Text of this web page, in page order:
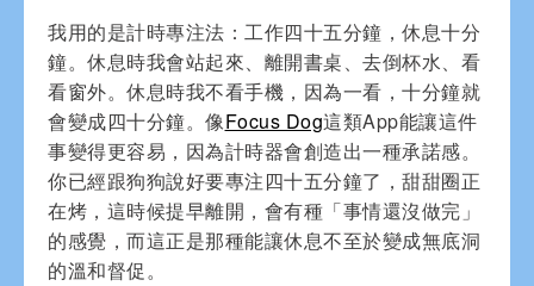
我用的是計時專注法：工作四十五分鐘，休息十分
鐘。休息時我會站起來、離開書桌、去倒杯水、看
看窗外。休息時我不看手機，因為一看，十分鐘就
會變成四十分鐘。像Focus Dog這類App能讓這件
事變得更容易，因為計時器會創造出一種承諾感。
你已經跟狗狗說好要專注四十五分鐘了，甜甜圈正
在烤，這時候提早離開，會有種「事情還沒做完」
的感覺，而這正是那種能讓休息不至於變成無底洞
的溫和督促。